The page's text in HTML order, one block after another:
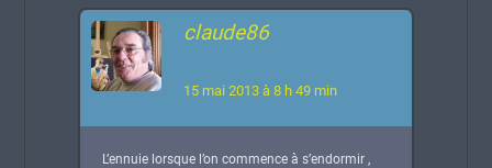
claude86
15 mai 2013 à 8 h 49 min
L’ennuie lorsque l’on commence à s’endormir ,